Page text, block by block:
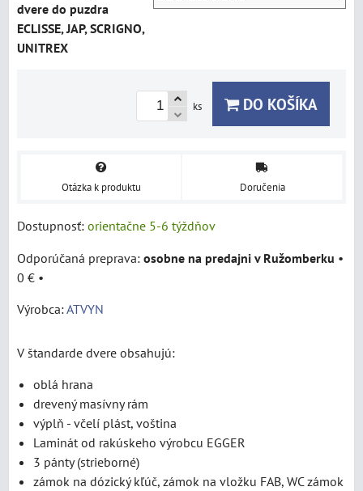
dvere do puzdra
ECLISSE, JAP, SCRIGNO,
UNITREX
ks DO KOŠÍKA
Otázka k produktu Doručenia
Dostupnosť: orientačne 5-6 týždňov
osobne na predajni v Ružomberku •
0 € •
Výrobca:ATVYN
V štandarde dvere obsahujú:
oblá hrana
drevený masívny rám
výplň - včelí plást, voština
Laminát od rakúskeho výrobcu EGGER
3 pánty (strieborné)
zámok na dózický kľúč, zámok na vložku FAB, WC zámok